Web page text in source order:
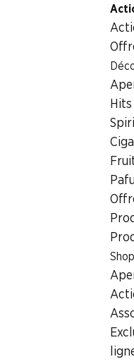
Baguette ail Mmmh
Baguette ail